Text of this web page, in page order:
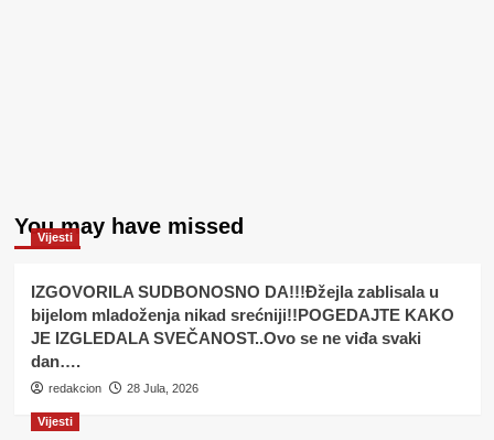
You may have missed
Vijesti
IZGOVORILA SUDBONOSNO DA!!!Đžejla zablisala u
bijelom mladoženja nikad srećniji!!POGEDAJTE KAKO
JE IZGLEDALA SVEČANOST..Ovo se ne viđa svaki
dan….
redakcion 28 Jula, 2026
Vijesti